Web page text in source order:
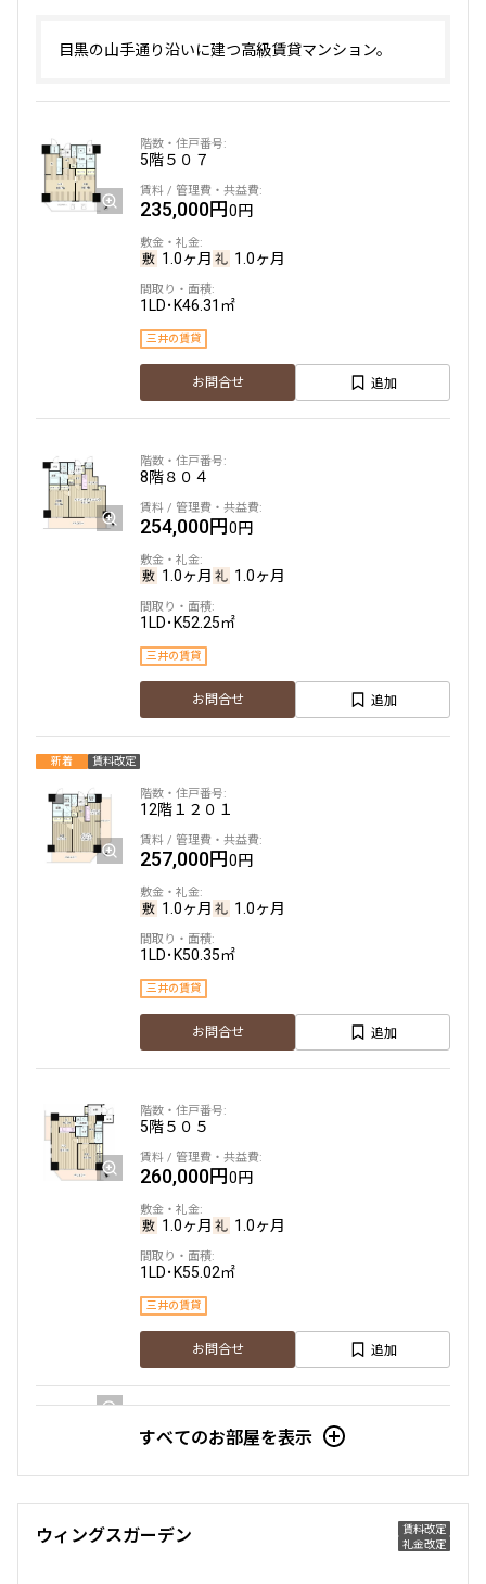
目黒の山手通り沿いに建つ高級賃貸マンション。
5階５０７
235,000円0円
1.0ヶ月 1.0ヶ月
1LD･K46.31㎡
三井の賃貸
お問合せ 追加
8階８０４
254,000円0円
1.0ヶ月 1.0ヶ月
1LD･K52.25㎡
三井の賃貸
お問合せ 追加
新着 賃料改定
12階１２０１
257,000円0円
1.0ヶ月 1.0ヶ月
1LD･K50.35㎡
三井の賃貸
お問合せ 追加
5階５０５
260,000円0円
1.0ヶ月 1.0ヶ月
1LD･K55.02㎡
三井の賃貸
お問合せ 追加
2階２０３
1.0ヶ月
すべてのお部屋を表示
賃料改定
礼金改定
ウィングスガーデン